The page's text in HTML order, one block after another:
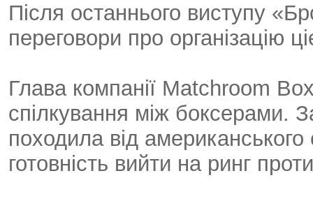
Після останнього виступу
переговори про організацію
Глава компанії Matchroom
спілкування між боксерами.
походила від
готовність вийти на ринг